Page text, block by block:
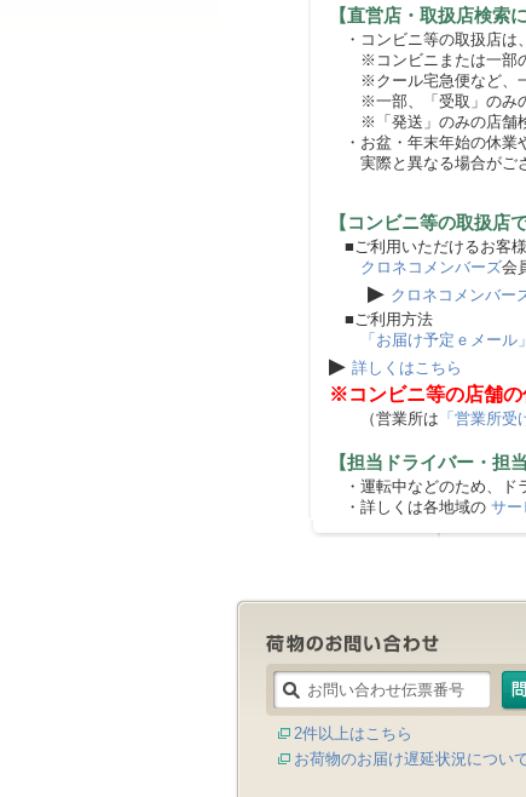
【直営店・取扱店検索
・コンビニ等の取扱店は
※コンビニまたは一部の
※クール宅急便など、一
※一部、「受取」のみの
※「発送」のみの店舗検
・お盆・年末年始の休業
実際と異なる場合がござ
【コンビニ等の取扱
■ご利用いただけるお客様
クロネコメンバーズ会
▶ クロネコメンバー
■ご利用方法
「お届け予定ｅメール」
▶ 詳しくはこちら
※コンビニ等の店舗の
（営業所は 「営業所受
【担当ドライバー・担
・運転中などのため、ド
・詳しくは各地域の サー
2件以上はこちら
お荷物のお届け遅延状況につい